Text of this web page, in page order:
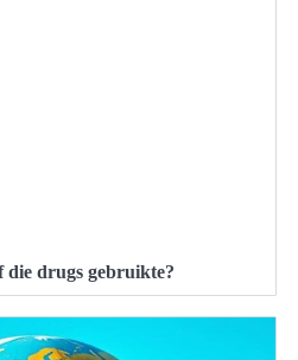
die drugs gebruikte?